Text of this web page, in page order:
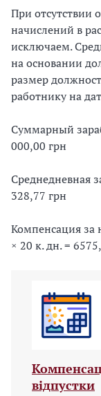
При отсутствии
начислений в
исключаем.
на основании
размер
работнику на
Суммарный
000,00 грн
Среднедневная
328,77 грн
Компенсация за
× 20 к. дн. =
відпустки